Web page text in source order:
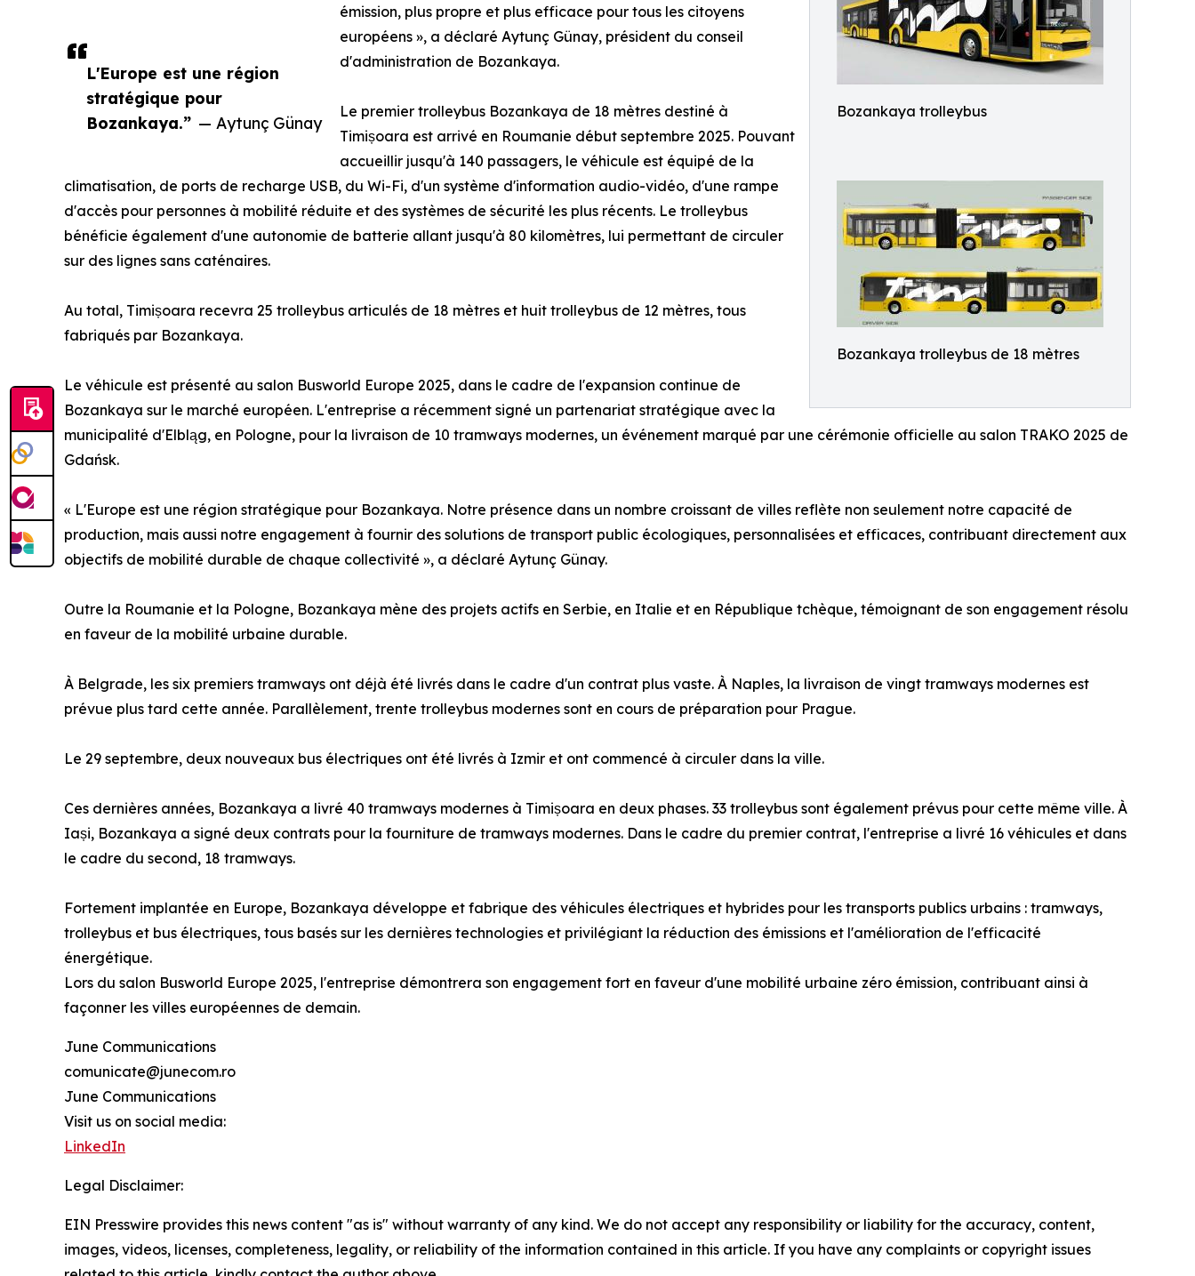
Bozankaya trolleybus
Bozankaya trolleybus de 18 mètres
L'Europe est une région
stratégique pour
Bozankaya.” — Aytunç Günay
émission, plus propre et plus efficace pour tous les citoyens
européens », a déclaré Aytunç Günay, président du conseil
d'administration de Bozankaya.
Le premier trolleybus Bozankaya de 18 mètres destiné à
Timișoara est arrivé en Roumanie début septembre 2025. Pouvant
accueillir jusqu'à 140 passagers, le véhicule est équipé de la
climatisation, de ports de recharge USB, du Wi-Fi, d'un système d'information audio-vidéo, d'une rampe
d'accès pour personnes à mobilité réduite et des systèmes de sécurité les plus récents. Le trolleybus
bénéficie également d'une autonomie de batterie allant jusqu'à 80 kilomètres, lui permettant de circuler
sur des lignes sans caténaires.
Au total, Timișoara recevra 25 trolleybus articulés de 18 mètres et huit trolleybus de 12 mètres, tous
fabriqués par Bozankaya.
Le véhicule est présenté au salon Busworld Europe 2025, dans le cadre de l'expansion continue de
Bozankaya sur le marché européen. L'entreprise a récemment signé un partenariat stratégique avec la
municipalité d'Elbląg, en Pologne, pour la livraison de 10 tramways modernes, un événement marqué par une cérémonie officielle au salon TRAKO 2025 de
Gdańsk.
« L'Europe est une région stratégique pour Bozankaya. Notre présence dans un nombre croissant de villes reflète non seulement notre capacité de
production, mais aussi notre engagement à fournir des solutions de transport public écologiques, personnalisées et efficaces, contribuant directement aux
objectifs de mobilité durable de chaque collectivité », a déclaré Aytunç Günay.
Outre la Roumanie et la Pologne, Bozankaya mène des projets actifs en Serbie, en Italie et en République tchèque, témoignant de son engagement résolu
en faveur de la mobilité urbaine durable.
À Belgrade, les six premiers tramways ont déjà été livrés dans le cadre d'un contrat plus vaste. À Naples, la livraison de vingt tramways modernes est
prévue plus tard cette année. Parallèlement, trente trolleybus modernes sont en cours de préparation pour Prague.
Le 29 septembre, deux nouveaux bus électriques ont été livrés à Izmir et ont commencé à circuler dans la ville.
Ces dernières années, Bozankaya a livré 40 tramways modernes à Timișoara en deux phases. 33 trolleybus sont également prévus pour cette même ville. À
Iași, Bozankaya a signé deux contrats pour la fourniture de tramways modernes. Dans le cadre du premier contrat, l'entreprise a livré 16 véhicules et dans
le cadre du second, 18 tramways.
Fortement implantée en Europe, Bozankaya développe et fabrique des véhicules électriques et hybrides pour les transports publics urbains : tramways,
trolleybus et bus électriques, tous basés sur les dernières technologies et privilégiant la réduction des émissions et l'amélioration de l'efficacité
énergétique.
Lors du salon Busworld Europe 2025, l'entreprise démontrera son engagement fort en faveur d'une mobilité urbaine zéro émission, contribuant ainsi à
façonner les villes européennes de demain.
June Communications
comunicate@junecom.ro
June Communications
Visit us on social media:
LinkedIn
Legal Disclaimer:
EIN Presswire provides this news content "as is" without warranty of any kind. We do not accept any responsibility or liability for the accuracy, content,
images, videos, licenses, completeness, legality, or reliability of the information contained in this article. If you have any complaints or copyright issues